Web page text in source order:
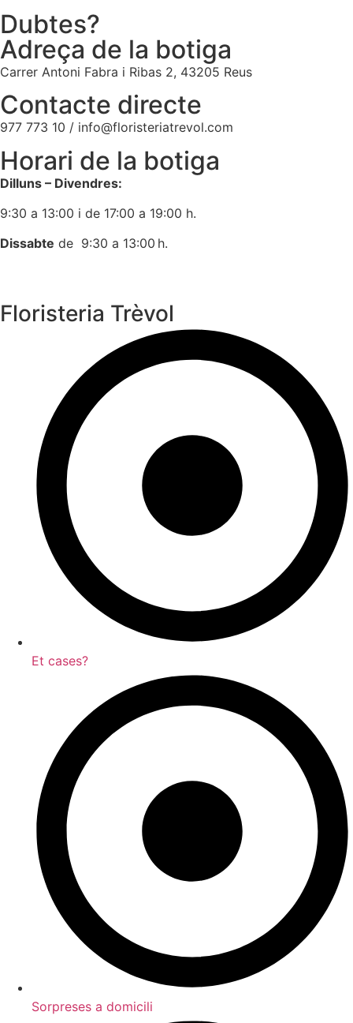
Dubtes?
Adreça de la botiga
Carrer Antoni Fabra i Ribas 2, 43205 Reus
Contacte directe
977 773 10 / info@floristeriatrevol.com
Horari de la botiga
Dilluns – Divendres:
9:30 a 13:00 i de 17:00 a 19:00 h.
Dissabte de 9:30 a 13:00 h.
Floristeria Trèvol
Et cases?
Sorpreses a domicili